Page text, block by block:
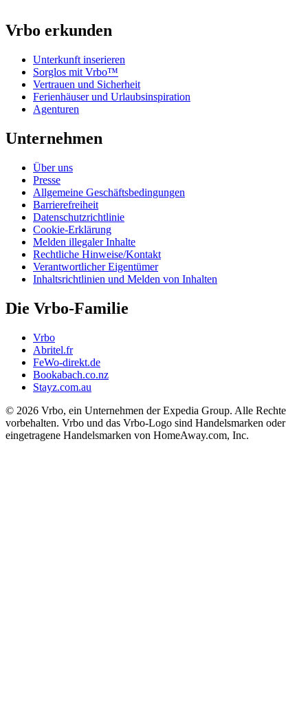
Vrbo erkunden
Unterkunft inserieren
Sorglos mit Vrbo™
Vertrauen und Sicherheit
Ferienhäuser und Urlaubsinspiration
Agenturen
Unternehmen
Über uns
Presse
Allgemeine Geschäftsbedingungen
Barrierefreiheit
Datenschutzrichtlinie
Cookie-Erklärung
Melden illegaler Inhalte
Rechtliche Hinweise/Kontakt
Verantwortlicher Eigentümer
Inhaltsrichtlinien und Melden von Inhalten
Die Vrbo-Familie
Vrbo
Abritel.fr
FeWo-direkt.de
Bookabach.co.nz
Stayz.com.au
© 2026 Vrbo, ein Unternehmen der Expedia Group. Alle Rechte
vorbehalten. Vrbo und das Vrbo-Logo sind Handelsmarken oder
eingetragene Handelsmarken von HomeAway.com, Inc.